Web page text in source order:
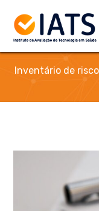
Inventário de